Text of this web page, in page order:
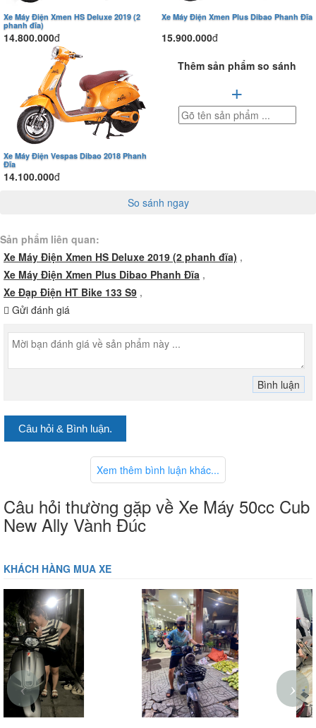
Xe Máy Điện Xmen HS Deluxe 2019 (2
phanh đĩa)
14.800.000đ
Xe Máy Điện Xmen Plus Dibao Phanh Đĩa
15.900.000đ
Xe Máy Điện Vespas Dibao 2018 Phanh
Đĩa
14.100.000đ
Thêm sản phẩm so sánh
+
So sánh ngay
Sản phẩm liên quan:
Xe Máy Điện Xmen HS Deluxe 2019 (2 phanh đĩa) ,
Xe Máy Điện Xmen Plus Dibao Phanh Đĩa ,
Xe Đạp Điện HT Bike 133 S9 ,
Gửi đánh giá
Câu hỏi & Bình luận.
Xem thêm bình luận khác...
Câu hỏi thường gặp về Xe Máy 50cc Cub
New Ally Vành Đúc
KHÁCH HÀNG MUA XE
‹ ›